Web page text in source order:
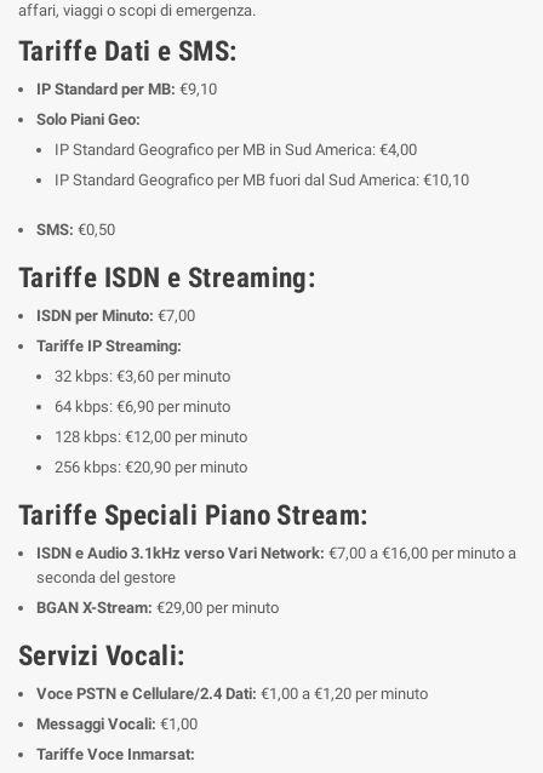
affari, viaggi o scopi di emergenza.
Tariffe Dati e SMS:
IP Standard per MB: €9,10
Solo Piani Geo:
IP Standard Geografico per MB in Sud America: €4,00
IP Standard Geografico per MB fuori dal Sud America: €10,10
SMS: €0,50
Tariffe ISDN e Streaming:
ISDN per Minuto: €7,00
Tariffe IP Streaming:
32 kbps: €3,60 per minuto
64 kbps: €6,90 per minuto
128 kbps: €12,00 per minuto
256 kbps: €20,90 per minuto
Tariffe Speciali Piano Stream:
ISDN e Audio 3.1kHz verso Vari Network: €7,00 a €16,00 per minuto a
seconda del gestore
BGAN X-Stream: €29,00 per minuto
Servizi Vocali:
Voce PSTN e Cellulare/2.4 Dati: €1,00 a €1,20 per minuto
Messaggi Vocali: €1,00
Tariffe Voce Inmarsat: